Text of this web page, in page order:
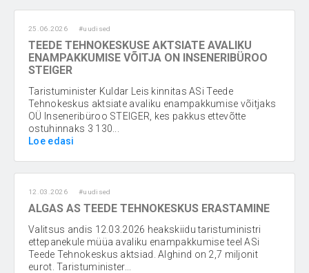
TEEDE TEHNOKESKUSE AKTSIATE AVALIKU
ENAMPAKKUMISE VÕITJA ON INSENERIBÜROO
STEIGER
Taristuminister Kuldar Leis kinnitas ASi Teede
Tehnokeskus aktsiate avaliku enampakkumise võitjaks
OÜ Inseneribüroo STEIGER, kes pakkus ettevõtte
ostuhinnaks 3 130...
Loe edasi
25.06.2026 #uudised
ALGAS AS TEEDE TEHNOKESKUS ERASTAMINE
Valitsus andis 12.03.2026 heakskiidu taristuministri
ettepanekule müüa avaliku enampakkumise teel ASi
Teede Tehnokeskus aktsiad. Alghind on 2,7 miljonit
eurot. Taristuminister...
12.03.2026 #uudised